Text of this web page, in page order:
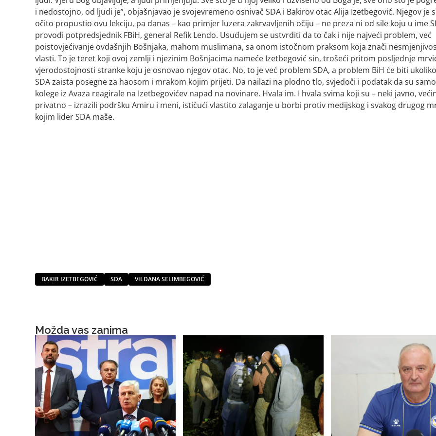
i nedostojno, od ljudi je”, objašnjavao je svojevremeno osnivač SDA i Bakirov otac Alija Izetbegović. Njegov je
očito propustio ovu lekciju, pa danas – kao primjer luzera zakrvavljenih očiju – ne preza ni od sile koju u ime
provodi potpredsjednik FBiH, general Refik Lendo. Usuđujem se ustvrditi da to čak i nije najveći problem, već
poistovjećivanje ovdašnjih Bošnjaka, mahom muslimana, sa onom istočnom praksom koja znači
vlasti. To je teret koji ovoj zemlji i njezinim Bošnjacima nameće Izetbegović sin, trošeći pritom posljednje
vjerodostojnosti stranke koju je osnovao njegov otac. No, to je već problem SDA, a problem BiH će biti ukoliko
SDA zaista posegne za haosom i mrakom kojim prijeti. Da nailazi na plodno tlo, svjedoči i podatak da su samo
kolege iz Avaza reagirale na Izetbegovićev napad na novinare. Hvala im. I hvala svima koji su – neki javno,
privatno – izrazili podršku Amiru i meni, ističući vlastito zalaganje u borbi protiv medijskog i svakog drugog
kojim lider SDA maše.
BAKIR IZETBEGOVIĆ SDA VILDANA SELIMBEGOVIĆ
Možda vas zanima